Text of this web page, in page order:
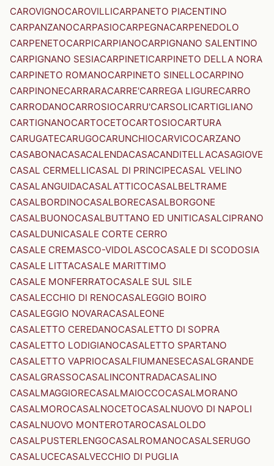
CAROVIGNOCAROVILLICARPANETO PIACENTINO
CARPANZANOCARPASIOCARPEGNACARPENEDOLO
CARPENETOCARPICARPIANOCARPIGNANO SALENTINO
CARPIGNANO SESIACARPINETICARPINETO DELLA NORA
CARPINETO ROMANOCARPINETO SINELLOCARPINO
CARPINONECARRARACARRE'CARREGA LIGURECARRO
CARRODANOCARROSIOCARRU'CARSOLICARTIGLIANO
CARTIGNANOCARTOCETOCARTOSIOCARTURA
CARUGATECARUGOCARUNCHIOCARVICOCARZANO
CASABONACASACALENDACASACANDITELLACASAGIOVE
CASAL CERMELLICASAL DI PRINCIPECASAL VELINO
CASALANGUIDACASALATTICOCASALBELTRAME
CASALBORDINOCASALBORECASALBORGONE
CASALBUONOCASALBUTTANO ED UNITICASALCIPRANO
CASALDUNICASALE CORTE CERRO
CASALE CREMASCO-VIDOLASCOCASALE DI SCODOSIA
CASALE LITTACASALE MARITTIMO
CASALE MONFERRATOCASALE SUL SILE
CASALECCHIO DI RENOCASALEGGIO BOIRO
CASALEGGIO NOVARACASALEONE
CASALETTO CEREDANOCASALETTO DI SOPRA
CASALETTO LODIGIANOCASALETTO SPARTANO
CASALETTO VAPRIOCASALFIUMANESECASALGRANDE
CASALGRASSOCASALINCONTRADACASALINO
CASALMAGGIORECASALMAIOCCOCASALMORANO
CASALMOROCASALNOCETOCASALNUOVO DI NAPOLI
CASALNUOVO MONTEROTAROCASALOLDO
CASALPUSTERLENGOCASALROMANOCASALSERUGO
CASALUCECASALVECCHIO DI PUGLIA